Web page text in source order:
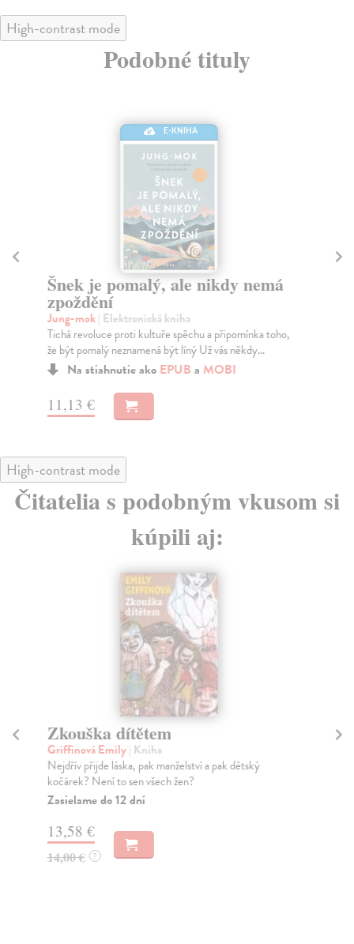
High-contrast mode
Podobné tituly
E-KNIHA
Šnek je pomalý, ale nikdy nemá
zpoždění
Jung-mok| Elektronická kniha
Tichá revoluce proti kultuře spěchu a připomínka toho,
že být pomalý neznamená být líný Už vás někdy...
Na stiahnutie ako EPUB a MOBI
11,13 €
High-contrast mode
Čitatelia s podobným vkusom si
kúpili aj:
Zkouška dítětem
Griffinová Emily| Kniha
Nejdřív přijde láska, pak manželství a pak dětský
kočárek? Není to sen všech žen?
Zasielame do 12 dní
13,58 €
14,00 € ?